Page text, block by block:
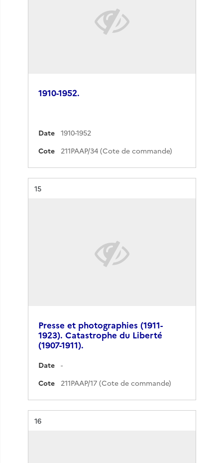
1910-1952.
Date
1910-1952
Cote
211PAAP/34 (Cote de commande)
Résultat n°
15
Presse et photographies (1911-
1923). Catastrophe du Liberté
(1907-1911).
Date
-
Cote
211PAAP/17 (Cote de commande)
Résultat n°
16